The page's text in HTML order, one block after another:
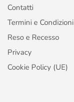
Contatti
Termini e Condizioni
Reso e Recesso
Privacy
Cookie Policy (UE)